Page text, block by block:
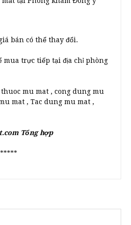
bán có thể thay đổi.
mua trực tiếp tại địa chỉ phòng
mu mat , cong dung mu
mat , Tac dung mu mat ,
Tổng hợp